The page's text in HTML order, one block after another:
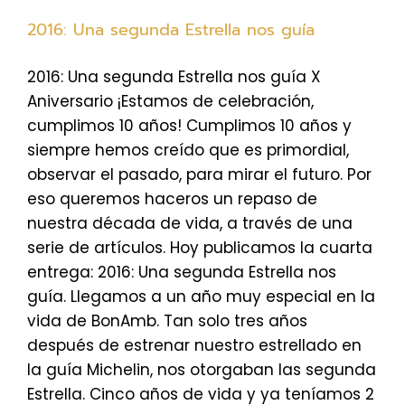
2016: Una segunda Estrella nos guía
2016: Una segunda Estrella nos guía X
Aniversario ¡Estamos de celebración,
cumplimos 10 años! Cumplimos 10 años y
siempre hemos creído que es primordial,
observar el pasado, para mirar el futuro. Por
eso queremos haceros un repaso de
nuestra década de vida, a través de una
serie de artículos. Hoy publicamos la cuarta
entrega: 2016: Una segunda Estrella nos
guía. Llegamos a un año muy especial en la
vida de BonAmb. Tan solo tres años
después de estrenar nuestro estrellado en
la guía Michelin, nos otorgaban las segunda
Estrella. Cinco años de vida y ya teníamos 2